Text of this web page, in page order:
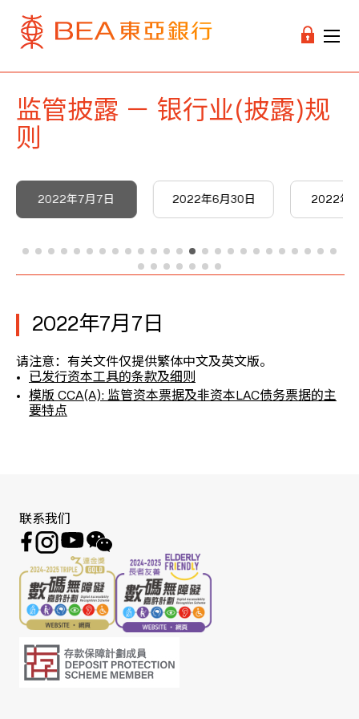
监管披露 － 银行业(披露)规
则
2022年7月7日 2022年6月30日 2022年5
2022年7月7日
请注意：有关文件仅提供繁体中文及英文版。
已发行资本工具的条款及细则
模版 CCA(A): 监管资本票据及非资本LAC债务票据的主
要特点
联系我们